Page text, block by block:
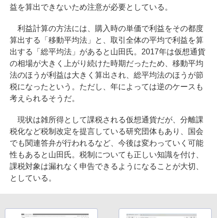
益を算出できないため注意が必要としている。
利益計算の方法には、購入時の単価で利益をその都度
算出する「移動平均法」と、取引全体の平均で利益を算
出する「総平均法」があると山田氏。2017年は仮想通貨
の相場が大きく上がり続けた時期だったため、移動平均
法のほうが利益は大きく算出され、総平均法のほうが節
税になったという。ただし、年によっては逆のケースも
考えられるそうだ。
現状は雑所得として課税される仮想通貨だが、分離課
税化など税制改定を提言している研究団体もあり、国会
でも関連答弁が行われるなど、今後は変わっていく可能
性もあると山田氏。税制についても正しい知識を付け、
課税対象は漏れなく申告できるようになることが大切、
としている。